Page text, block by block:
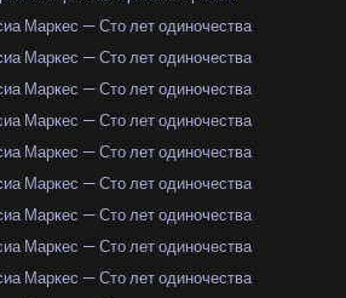
Маркес — Сто лет одиночества
Маркес — Сто лет одиночества
Маркес — Сто лет одиночества
Маркес — Сто лет одиночества
Маркес — Сто лет одиночества
Маркес — Сто лет одиночества
Маркес — Сто лет одиночества
Маркес — Сто лет одиночества
Маркес — Сто лет одиночества